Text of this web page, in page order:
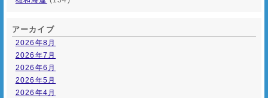
アーカイブ
2026年8月
2026年7月
2026年6月
2026年5月
2026年4月